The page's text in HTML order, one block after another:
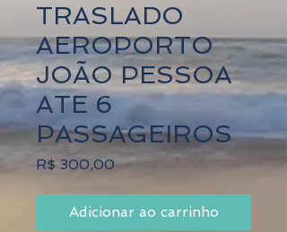
TRASLADO
AEROPORTO
JOÃO PESSOA
ATE 6
PASSAGEIROS
R$ 300,00 Preço
Adicionar ao carrinho